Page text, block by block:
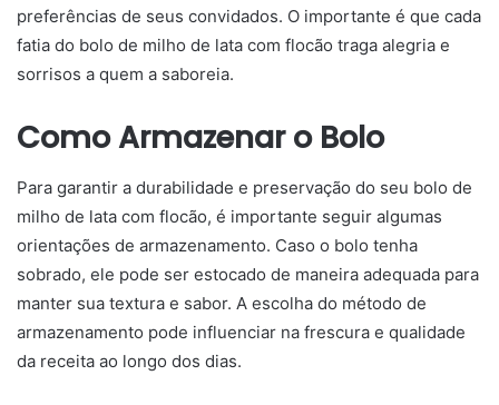
preferências de seus convidados. O importante é que cada
fatia do bolo de milho de lata com flocão traga alegria e
sorrisos a quem a saboreia.
Como Armazenar o Bolo
Para garantir a durabilidade e preservação do seu bolo de
milho de lata com flocão, é importante seguir algumas
orientações de armazenamento. Caso o bolo tenha
sobrado, ele pode ser estocado de maneira adequada para
manter sua textura e sabor. A escolha do método de
armazenamento pode influenciar na frescura e qualidade
da receita ao longo dos dias.